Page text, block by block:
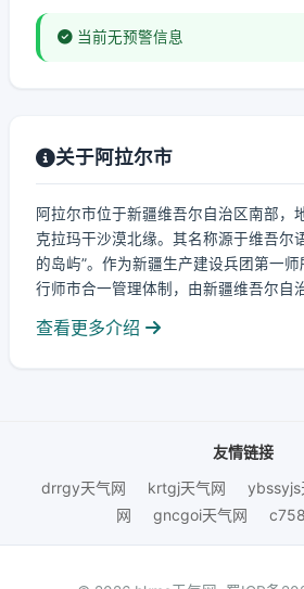
当前无预警信息
关于阿拉尔市
阿拉尔市位于新疆维吾尔自治区南部，
克拉玛干沙漠北缘。其名称源于维吾尔
的岛屿”。作为新疆生产建设兵团第一
行师市合一管理体制，由新疆维吾尔自
查看更多介绍
友情链接
drrgy天气网
krtgj天气网 ybssyjs
网
gncgoi天气网